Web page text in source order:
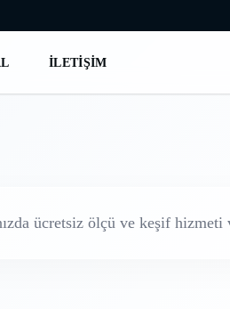
İLETIŞIM
ücretsiz ölçü ve keşif hizmeti